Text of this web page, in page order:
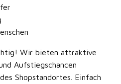
Wir bieten attraktive
Aufstiegschancen
Shopstandortes. Einfach